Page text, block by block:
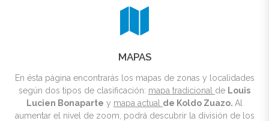
MAPAS
En ésta página encontrarás los mapas de zonas y localidades
según dos tipos de clasificación: mapa tradicional de Louis
Lucien Bonaparte y mapa actual de Koldo Zuazo. Al
aumentar el nivel de zoom, podrá descubrir la división de los